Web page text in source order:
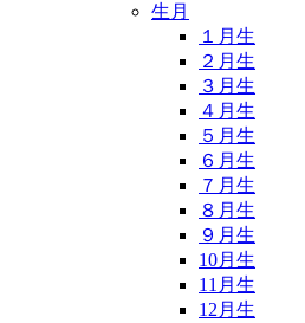
生月
１月生
２月生
３月生
４月生
５月生
６月生
７月生
８月生
９月生
10月生
11月生
12月生